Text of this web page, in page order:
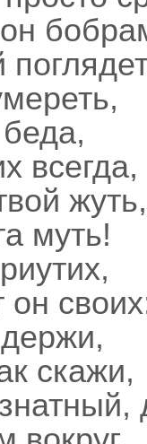
всегда,
жуть,
муть!
он
скажи,